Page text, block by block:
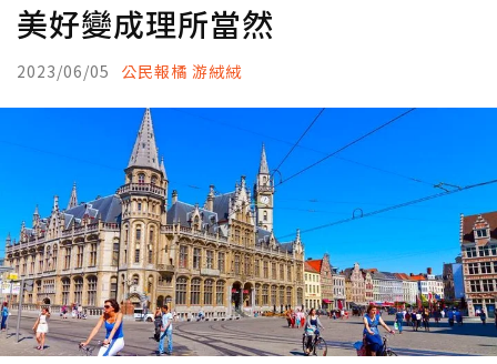
美好變成理所當然
2023/06/05 公民報橘 游絨絨